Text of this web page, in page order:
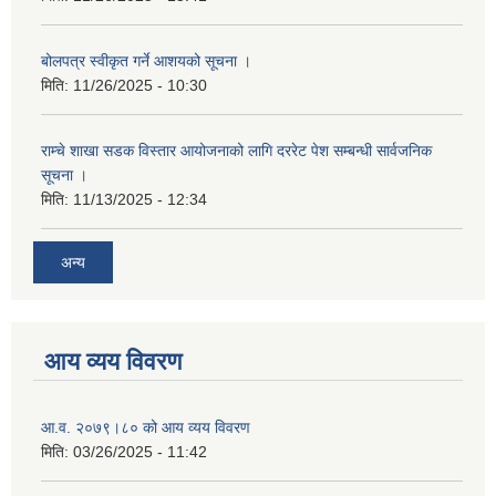
बोलपत्र स्वीकृत गर्ने आशयको सूचना ।
मिति: 11/26/2025 - 10:30
राम्चे शाखा सडक विस्तार आयोजनाको लागि दररेट पेश सम्बन्धी सार्वजनिक
सूचना ।
मिति: 11/13/2025 - 12:34
अन्य
आय व्यय विवरण
आ.व. २०७९।८० को आय व्यय विवरण
मिति: 03/26/2025 - 11:42